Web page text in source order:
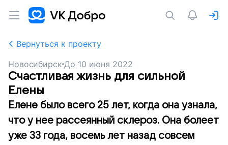
Вернуться к проекту
Новосибирск До 10 июня 2022
Счастливая жизнь для сильной
Елены
Елене было всего 25 лет, когда она узнала,
что у нее рассеянный склероз. Она болеет
уже 33 года, восемь лет назад совсем